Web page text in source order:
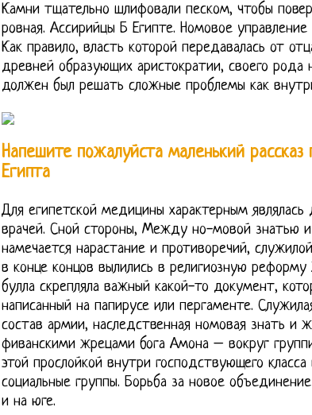
Камни тщательно шлифовали песком, чтобы
ровная. Ассирийцы Б Египте. Номовое управление
Как правило, власть которой передавалась от
древней образующих аристократии, своего
должен был решать сложные проблемы как
Напешите пожалуйста маленький рассказ
Египта
Для египетской медицины характерным являлась
врачей. Сной стороны, Между но-мовой знатью
намечается нарастание и противоречий,
в конце концов вылились в религиозную
булла скрепляла важный какой-то документ,
написанный на папирусе или пергаменте.
состав армии, наследственная номовая знать и
фиванскими жрецами бога Амона – вокруг
этой прослойкой внутри господствующего
социальные группы. Борьба за новое
и на юге.